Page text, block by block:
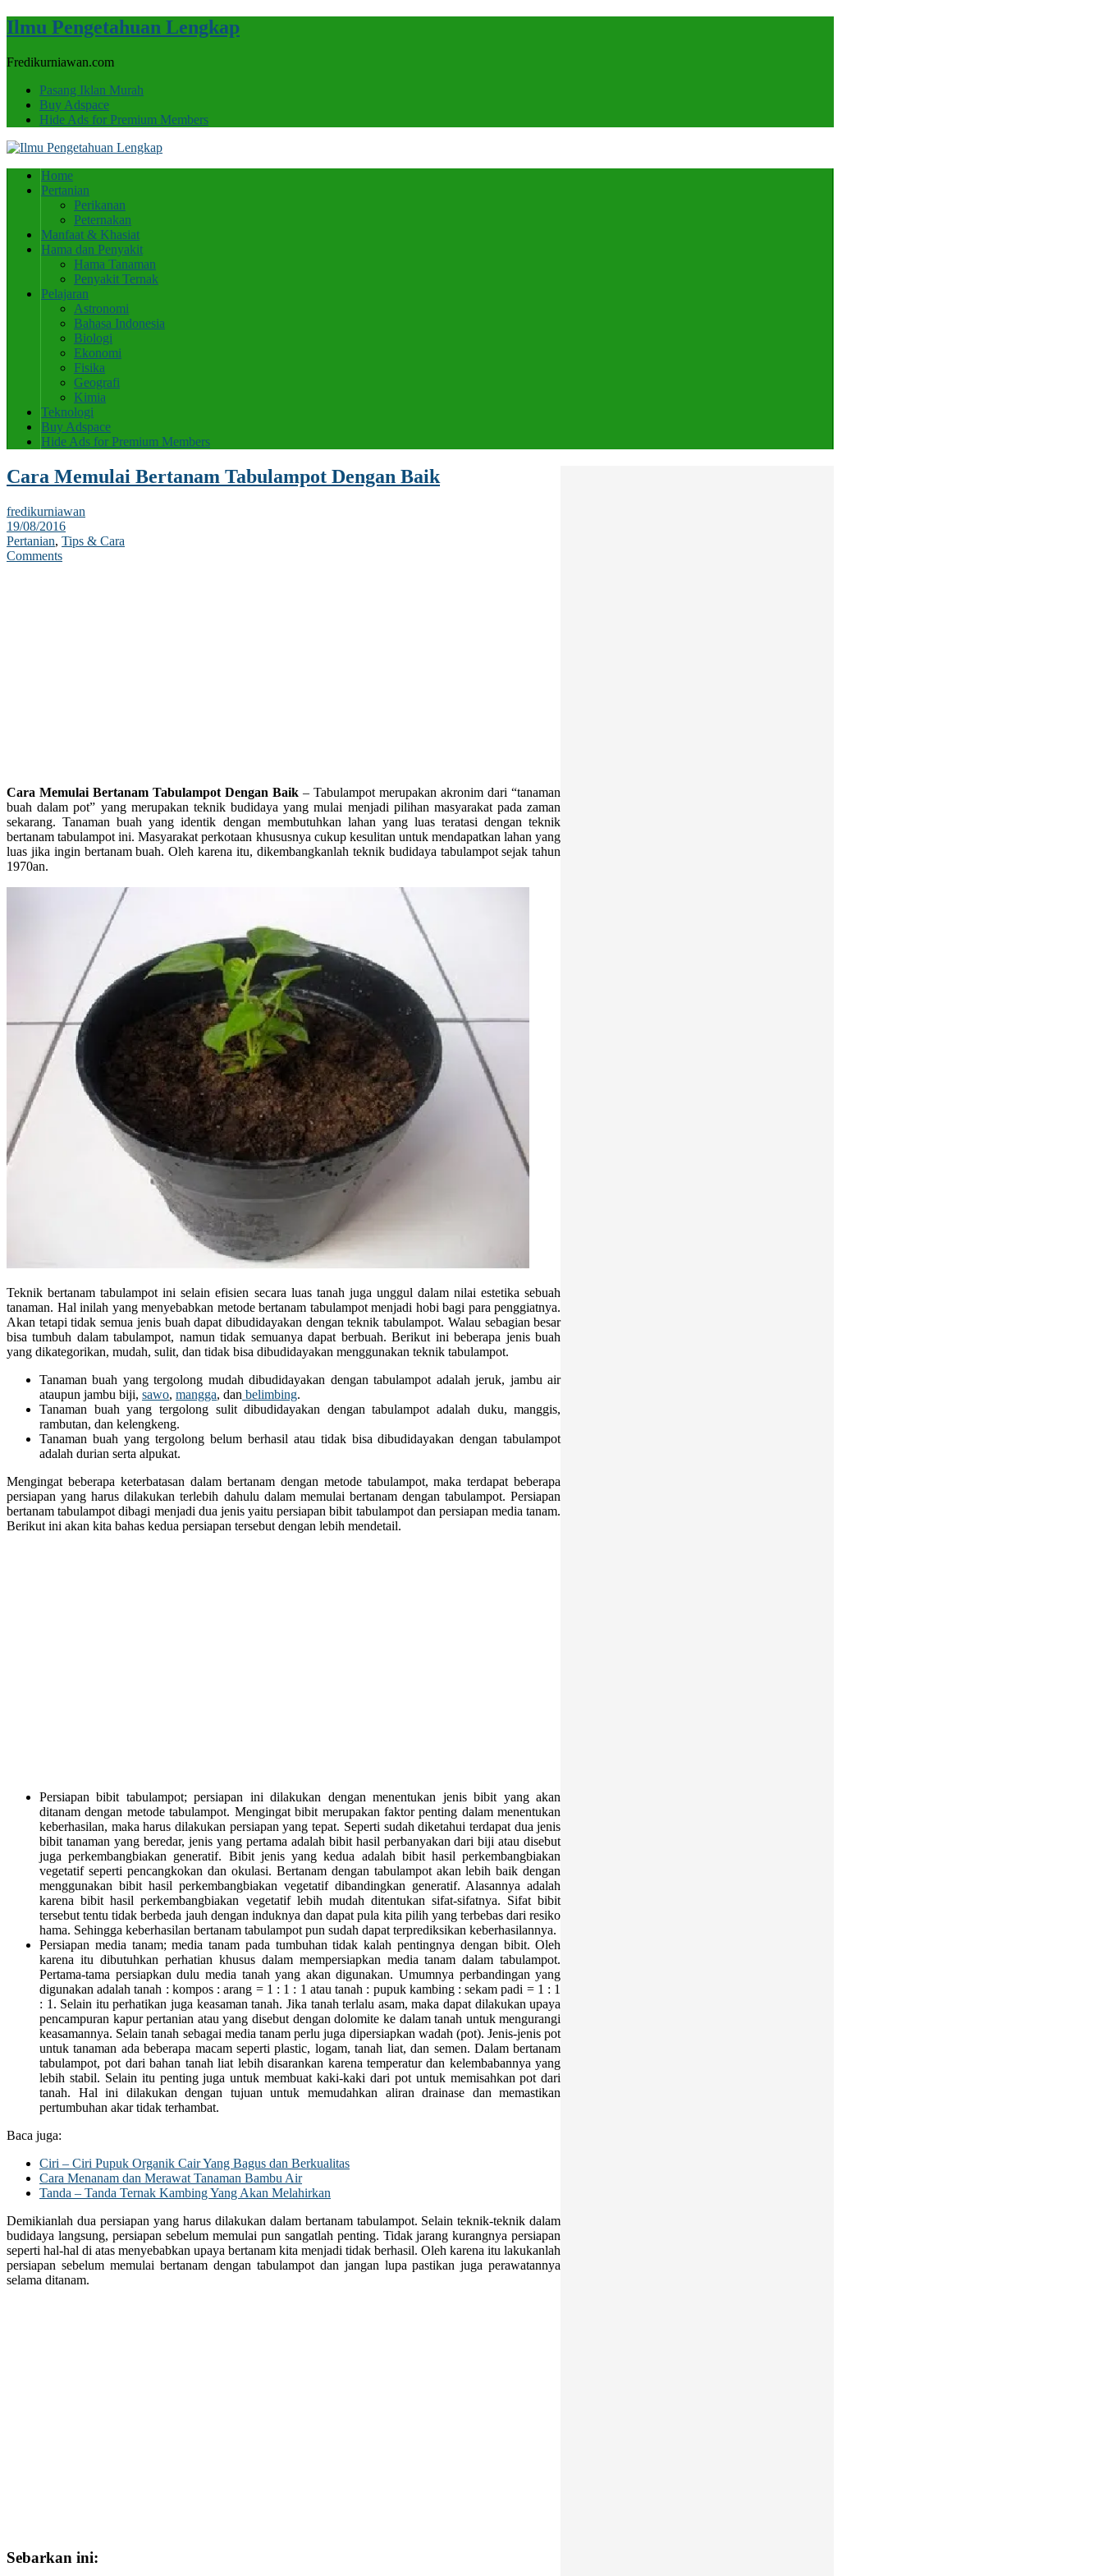
Ilmu Pengetahuan Lengkap
Fredikurniawan.com
Pasang Iklan Murah
Buy Adspace
Hide Ads for Premium Members
Home
Pertanian
Perikanan
Peternakan
Manfaat & Khasiat
Hama dan Penyakit
Hama Tanaman
Penyakit Ternak
Pelajaran
Astronomi
Bahasa Indonesia
Biologi
Ekonomi
Fisika
Geografi
Kimia
Teknologi
Buy Adspace
Hide Ads for Premium Members
Cara Memulai Bertanam Tabulampot Dengan Baik
fredikurniawan
19/08/2016
Pertanian, Tips & Cara
Comments
Cara Memulai Bertanam Tabulampot Dengan Baik – Tabulampot merupakan akronim dari “tanaman
buah dalam pot” yang merupakan teknik budidaya yang mulai menjadi pilihan masyarakat pada zaman
sekarang. Tanaman buah yang identik dengan membutuhkan lahan yang luas teratasi dengan teknik
bertanam tabulampot ini. Masyarakat perkotaan khususnya cukup kesulitan untuk mendapatkan lahan yang
luas jika ingin bertanam buah. Oleh karena itu, dikembangkanlah teknik budidaya tabulampot sejak tahun
1970an.
Teknik bertanam tabulampot ini selain efisien secara luas tanah juga unggul dalam nilai estetika sebuah
tanaman. Hal inilah yang menyebabkan metode bertanam tabulampot menjadi hobi bagi para penggiatnya.
Akan tetapi tidak semua jenis buah dapat dibudidayakan dengan teknik tabulampot. Walau sebagian besar
bisa tumbuh dalam tabulampot, namun tidak semuanya dapat berbuah. Berikut ini beberapa jenis buah
yang dikategorikan, mudah, sulit, dan tidak bisa dibudidayakan menggunakan teknik tabulampot.
Tanaman buah yang tergolong mudah dibudidayakan dengan tabulampot adalah jeruk, jambu air
ataupun jambu biji, sawo, mangga, dan belimbing.
Tanaman buah yang tergolong sulit dibudidayakan dengan tabulampot adalah duku, manggis,
rambutan, dan kelengkeng.
Tanaman buah yang tergolong belum berhasil atau tidak bisa dibudidayakan dengan tabulampot
adalah durian serta alpukat.
Mengingat beberapa keterbatasan dalam bertanam dengan metode tabulampot, maka terdapat beberapa
persiapan yang harus dilakukan terlebih dahulu dalam memulai bertanam dengan tabulampot. Persiapan
bertanam tabulampot dibagi menjadi dua jenis yaitu persiapan bibit tabulampot dan persiapan media tanam.
Berikut ini akan kita bahas kedua persiapan tersebut dengan lebih mendetail.
Persiapan bibit tabulampot; persiapan ini dilakukan dengan menentukan jenis bibit yang akan
ditanam dengan metode tabulampot. Mengingat bibit merupakan faktor penting dalam menentukan
keberhasilan, maka harus dilakukan persiapan yang tepat. Seperti sudah diketahui terdapat dua jenis
bibit tanaman yang beredar, jenis yang pertama adalah bibit hasil perbanyakan dari biji atau disebut
juga perkembangbiakan generatif. Bibit jenis yang kedua adalah bibit hasil perkembangbiakan
vegetatif seperti pencangkokan dan okulasi. Bertanam dengan tabulampot akan lebih baik dengan
menggunakan bibit hasil perkembangbiakan vegetatif dibandingkan generatif. Alasannya adalah
karena bibit hasil perkembangbiakan vegetatif lebih mudah ditentukan sifat-sifatnya. Sifat bibit
tersebut tentu tidak berbeda jauh dengan induknya dan dapat pula kita pilih yang terbebas dari resiko
hama. Sehingga keberhasilan bertanam tabulampot pun sudah dapat terprediksikan keberhasilannya.
Persiapan media tanam; media tanam pada tumbuhan tidak kalah pentingnya dengan bibit. Oleh
karena itu dibutuhkan perhatian khusus dalam mempersiapkan media tanam dalam tabulampot.
Pertama-tama persiapkan dulu media tanah yang akan digunakan. Umumnya perbandingan yang
digunakan adalah tanah : kompos : arang = 1 : 1 : 1 atau tanah : pupuk kambing : sekam padi = 1 : 1
: 1. Selain itu perhatikan juga keasaman tanah. Jika tanah terlalu asam, maka dapat dilakukan upaya
pencampuran kapur pertanian atau yang disebut dengan dolomite ke dalam tanah untuk mengurangi
keasamannya. Selain tanah sebagai media tanam perlu juga dipersiapkan wadah (pot). Jenis-jenis pot
untuk tanaman ada beberapa macam seperti plastic, logam, tanah liat, dan semen. Dalam bertanam
tabulampot, pot dari bahan tanah liat lebih disarankan karena temperatur dan kelembabannya yang
lebih stabil. Selain itu penting juga untuk membuat kaki-kaki dari pot untuk memisahkan pot dari
tanah. Hal ini dilakukan dengan tujuan untuk memudahkan aliran drainase dan memastikan
pertumbuhan akar tidak terhambat.
Baca juga:
Ciri – Ciri Pupuk Organik Cair Yang Bagus dan Berkualitas
Cara Menanam dan Merawat Tanaman Bambu Air
Tanda – Tanda Ternak Kambing Yang Akan Melahirkan
Demikianlah dua persiapan yang harus dilakukan dalam bertanam tabulampot. Selain teknik-teknik dalam
budidaya langsung, persiapan sebelum memulai pun sangatlah penting. Tidak jarang kurangnya persiapan
seperti hal-hal di atas menyebabkan upaya bertanam kita menjadi tidak berhasil. Oleh karena itu lakukanlah
persiapan sebelum memulai bertanam dengan tabulampot dan jangan lupa pastikan juga perawatannya
selama ditanam.
Sebarkan ini: